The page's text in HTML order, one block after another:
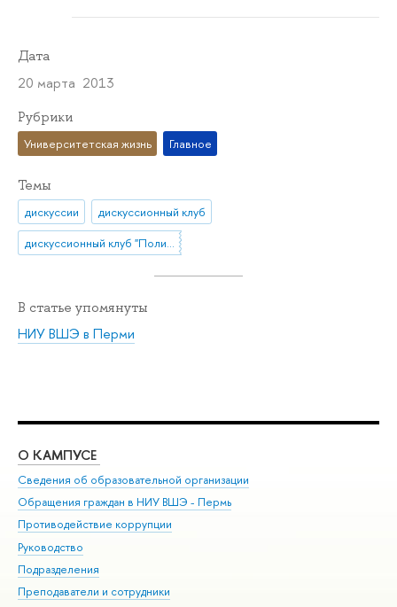
Дата
20 марта 2013
Рубрики
Университетская жизнь Главное
Темы
дискуссии
дискуссионный клуб
дискуссионный клуб "Полития"
В статье упомянуты
НИУ ВШЭ в Перми
О КАМПУСЕ
Сведения об образовательной организации
Обращения граждан в НИУ ВШЭ - Пермь
Противодействие коррупции
Руководство
Подразделения
Преподаватели и сотрудники